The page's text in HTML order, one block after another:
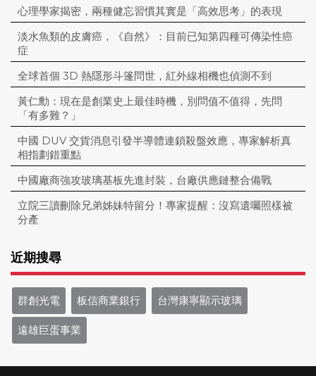
心理學家揭密，兩種健忘習慣其實是「高效思考」的表現
淡水魚類的皮膚癌，《自然》：目前已知第四種可傳染性癌
症
全球首個 3D 熱隱形斗篷問世，紅外線相機也偵測不到
黃仁勳：現在是創業史上最佳時機，別問值不值得，先問
「有多難？」
中國 DUV 交貨消息引發半導體連鎖殺盤效應，專家解析真
相指劃錯重點
中國廠商強攻玻璃基板先進封裝，台廠供應鏈整合備戰
立院三讀刪除兄弟姊妹特留分！專家提醒：沒寫遺囑照樣被
分產
近期搜尋
群創光電 板信商業銀行 台灣康寧顯示玻璃
遠雄巨蛋事業